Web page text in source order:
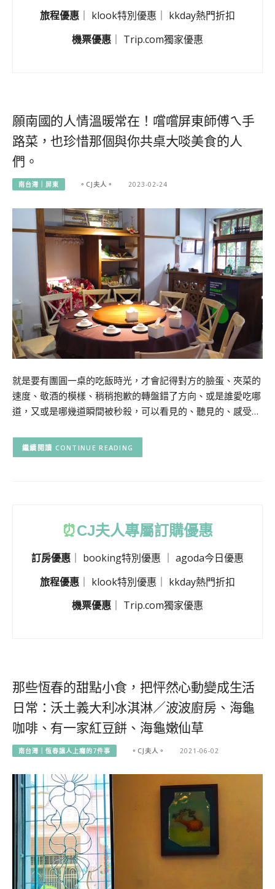
旅程優惠 klook特別優惠
kkday熱門折扣
機票優惠
Trip.com獨家優惠
願南國的人情溫暖常在！嚐嚐屏東師傅ㄟ手
路菜，也珍惜那個與你共桌大啖美食的人
們。
南台灣｜屏東 。CJ夫人。 2023-02-24
就是要有團圓一桌的吃飯時光，才會記得對方的臉蛋、夾菜的
速度、敬酒的模樣、稍稍抱歉的轉盤錯了方向、或是誰愛吃哪
道，又或是哪幾道瞬間被秒殺，可以看見的、聽見的、感受…
CONTINUE READING
⏰CJ夫人專屬訂購優惠
訂房優惠 booking特別優惠
agoda今日優惠
旅程優惠 ｜ klook特別優惠 ｜ kkday熱門折扣
機票優惠
Trip.com獨家優惠
那些恆春的甜點小食，把怦然心動變成生活
日常：沃土義大利冰淇淋／波波廚房、海龜
咖啡、有一家紅豆餅、海龜嫩仙草
南台灣｜恆春讓人上癮的7件事 。CJ夫人。 2021-06-02